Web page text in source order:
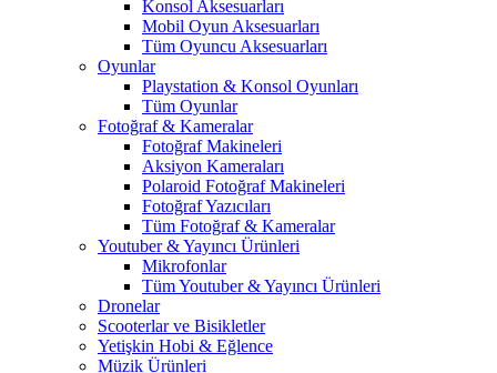
Konsol Aksesuarları
Mobil Oyun Aksesuarları
Tüm Oyuncu Aksesuarları
Oyunlar
Playstation & Konsol Oyunları
Tüm Oyunlar
Fotoğraf & Kameralar
Fotoğraf Makineleri
Aksiyon Kameraları
Polaroid Fotoğraf Makineleri
Fotoğraf Yazıcıları
Tüm Fotoğraf & Kameralar
Youtuber & Yayıncı Ürünleri
Mikrofonlar
Tüm Youtuber & Yayıncı Ürünleri
Dronelar
Scooterlar ve Bisikletler
Yetişkin Hobi & Eğlence
Müzik Ürünleri